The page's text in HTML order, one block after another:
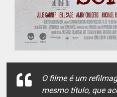
O filme é um
mesmo título, que